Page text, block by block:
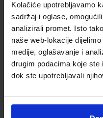
Kolačiće upotrebljavamo
sadržaj i oglase,
analizirali promet. Isto
naše web-lokacije
medije, oglašavanje i
drugim podacima koje
dok ste upotrebljavali
GEA 4; radna bilježnica za
dodatnim digitalnim
Autor(i): Danijel Orešić Ružica
7625-DOM
SKU:569509